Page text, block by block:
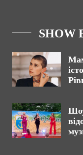
SHOW